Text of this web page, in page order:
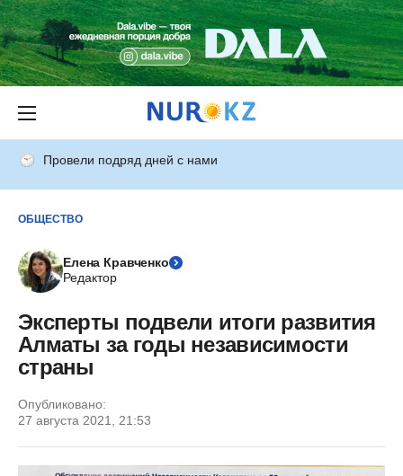
Провели подряд дней с нами
ОБЩЕСТВО
Елена Кравченко
Редактор
Эксперты подвели итоги развития
Алматы за годы независимости
страны
Опубликовано:
27 августа 2021, 21:53